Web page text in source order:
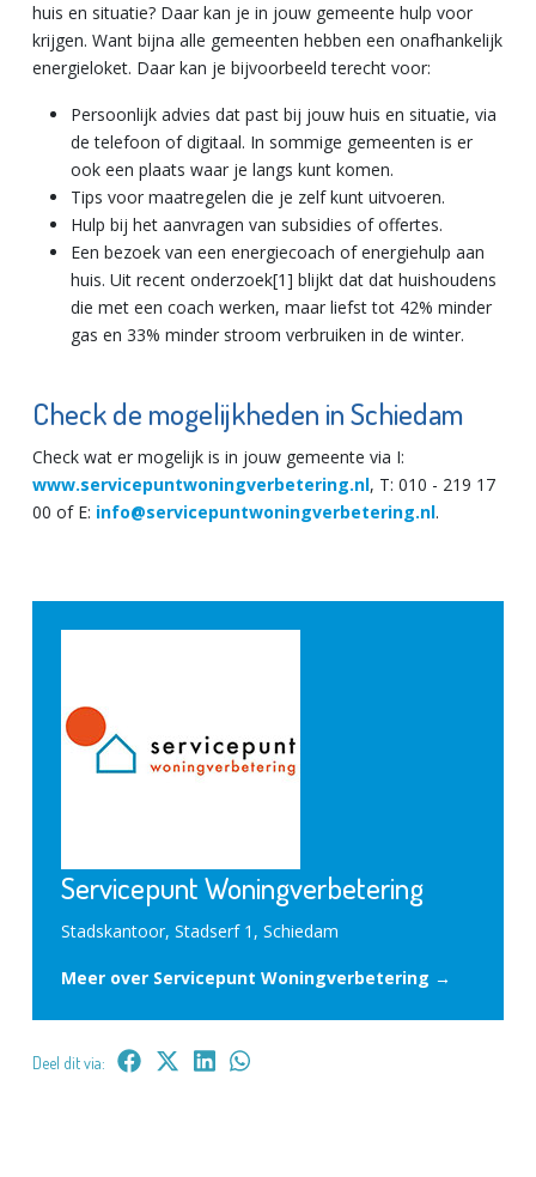
huis en situatie? Daar kan je in jouw gemeente hulp voor
krijgen. Want bijna alle gemeenten hebben een onafhankelijk
energieloket. Daar kan je bijvoorbeeld terecht voor:
Persoonlijk advies dat past bij jouw huis en situatie, via
de telefoon of digitaal. In sommige gemeenten is er
ook een plaats waar je langs kunt komen.
Tips voor maatregelen die je zelf kunt uitvoeren.
Hulp bij het aanvragen van subsidies of offertes.
Een bezoek van een energiecoach of energiehulp aan
huis. Uit recent onderzoek[1] blijkt dat dat huishoudens
die met een coach werken, maar liefst tot 42% minder
gas en 33% minder stroom verbruiken in de winter.
Check de mogelijkheden in Schiedam
Check wat er mogelijk is in jouw gemeente via I:
www.servicepuntwoningverbetering.nl, T: 010 - 219 17
00 of E: info@servicepuntwoningverbetering.nl.
Servicepunt Woningverbetering
Stadskantoor, Stadserf 1, Schiedam
Meer over Servicepunt Woningverbetering →
Deel dit via: